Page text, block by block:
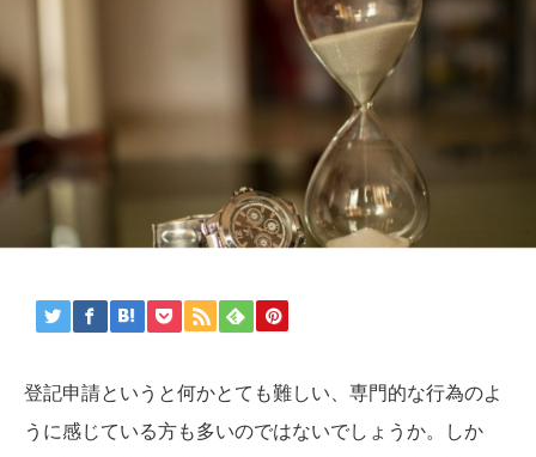
登記申請というと何かとても難しい、専門的な行為のよ
うに感じている方も多いのではないでしょうか。しか